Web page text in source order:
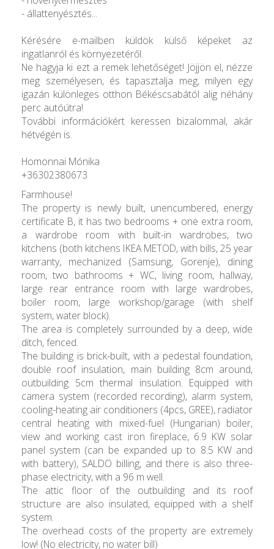
- állattenyésztés...
Kérésére e-mailben küldök külső képeket az
ingatlanról és környezetéről.
Ne hagyja ki ezt a remek lehetőséget! Jöjjön el, nézze
meg személyesen, és tapasztalja meg, milyen egy
igazán különleges otthon Békéscsabától alig néhány
perc autóútra!
További információkért keressen bizalommal, akár
hétvégén is.
Homonnai Mónika
+36302380673
Farmhouse!
The property is newly built, unencumbered, energy
certificate B, it has two bedrooms + one extra room,
a wardrobe room with built-in wardrobes, two
kitchens (both kitchens IKEA METOD, with bills, 25 year
warranty, mechanized (Samsung, Gorenje), dining
room, two bathrooms + WC, living room, hallway,
large rear entrance room with large wardrobes,
boiler room, large workshop/garage (with shelf
system, water block).
The area is completely surrounded by a deep, wide
ditch, fenced.
The building is brick-built, with a pedestal foundation,
double roof insulation, main building 8cm around,
outbuilding 5cm thermal insulation. Equipped with
camera system (recorded recording), alarm system,
cooling-heating air conditioners (4pcs, GREE), radiator
central heating with mixed-fuel (Hungarian) boiler,
view and working cast iron fireplace, 6.9 KW solar
panel system (can be expanded up to 8.5 KW and
with battery), SALDO billing, and there is also three-
phase electricity, with a 96 m well.
The attic floor of the outbuilding and its roof
structure are also insulated, equipped with a shelf
system.
The overhead costs of the property are extremely
low! (No electricity, no water bill)